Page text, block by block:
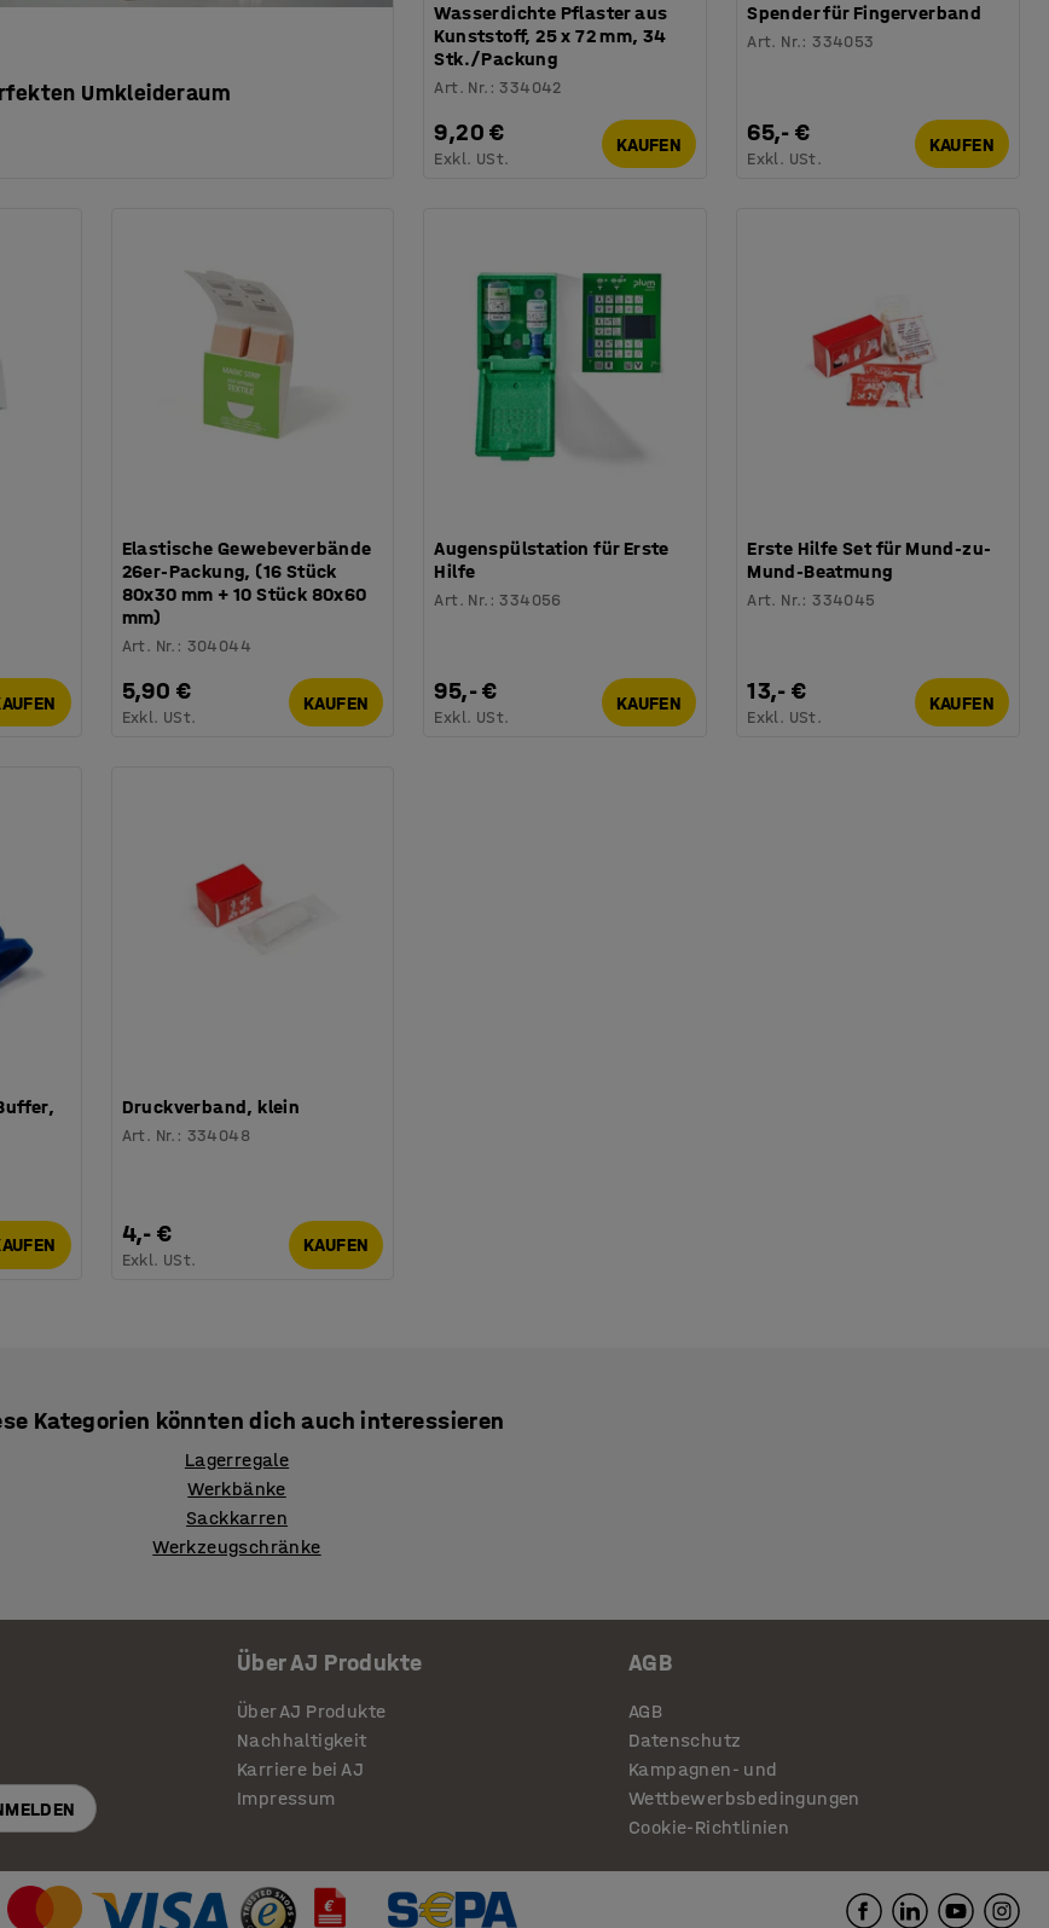
Umkleideraum
Wasserdichte Pflaster aus
Kunststoff, 25 x 72 mm, 34
Stk./Packung
Art. Nr. :334042
9,20 €
Exkl. USt.
KAUFEN
Spender für Fingerverband
Art. Nr.:334053
65,- €
Exkl. USt.
KAUFEN
Elastische Gewebeverbände
26er-Packung, (16 Stück
80x30 mm + 10 Stück 80x60
mm)
Art. Nr. : 304044
5,90 €
Exkl. USt.
KAUFEN
Augenspülstation für Erste
Hilfe
Art. Nr. :334056
95,- €
Exkl. USt.
KAUFEN
Erste Hilfe Set für Mund-zu-
Mund-Beatmung
Art. Nr.:334045
13,- €
Exkl. USt.
KAUFEN
Druckverband, klein
Art. Nr. : 334048
4,- €
Exkl. USt.
KAUFEN
Kategorien könnten dich auch interessieren
Lagerregale
Werkbänke
Sackkarren
Werkzeugschränke
Über AJ Produkte
Über AJ Produkte
Nachhaltigkeit
Karriere bei AJ
Impressum
AGB
AGB
Datenschutz
Kampagnen- und
Wettbewerbsbedingungen
Cookie-Richtlinien